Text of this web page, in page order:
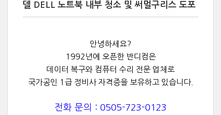
델 DELL 노트북 내부 청소 및 써멀구리스 도포
안녕하세요?
1992년에 오픈한 반디컴은
데이터 복구와 컴퓨터 수리 전문 업체로
국가공인 1급 정비사 자격증을 보유하고 있습니다.
전화 문의 : 0505-723-0123